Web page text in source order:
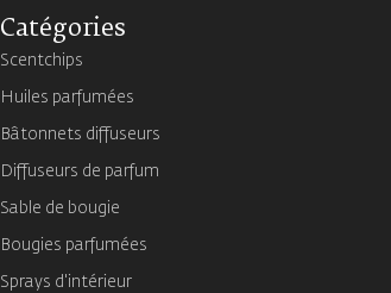
Catégories
Scentchips
Huiles parfumées
Bâtonnets diffuseurs
Diffuseurs de parfum
Sable de bougie
Bougies parfumées
Sprays d'intérieur